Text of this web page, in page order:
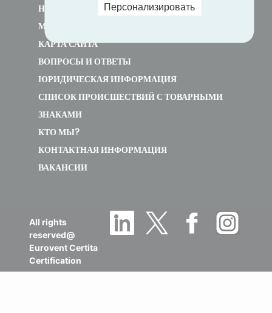
Новости
Мероприятия
КАРТА САЙТА
ВОПРОСЫ И ОТВЕТЫ
ЮРИДИЧЕСКАЯ ИНФОРМАЦИЯ
СПИСОК ПРОИСШЕСТВИЙ С ТОВАРНЫМИ
ЗНАКАМИ
КТО МЫ?
КОНТАКТНАЯ ИНФОРМАЦИЯ
ВАКАНСИИ
All rights
reserved@
Eurovent Certita
Certification
Персонализировать